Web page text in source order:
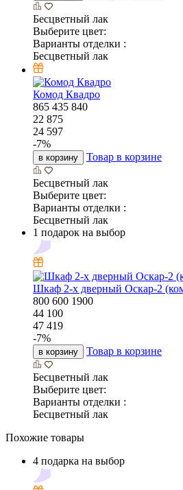
Бесцветный лак
Выберите цвет:
Варианты отделки :
Бесцветный лак
Комод Квадро
865 435 840
22 875
24 597
-7%
в корзину Товар в корзине
Бесцветный лак
Выберите цвет:
Варианты отделки :
Бесцветный лак
1 подарок на выбор
Шкаф 2-х дверный Оскар-2
800 600 1900
44 100
47 419
-7%
в корзину Товар в корзине
Бесцветный лак
Выберите цвет:
Варианты отделки :
Бесцветный лак
Похожие товары
4 подарка на выбор